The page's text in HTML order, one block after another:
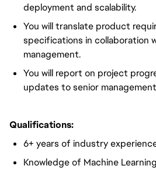
deployment and scalability.
You will translate product
specifications in collaboration
management.
You will report on project
updates to senior
Qualifications:
6+ years of industry
Knowledge of Machine